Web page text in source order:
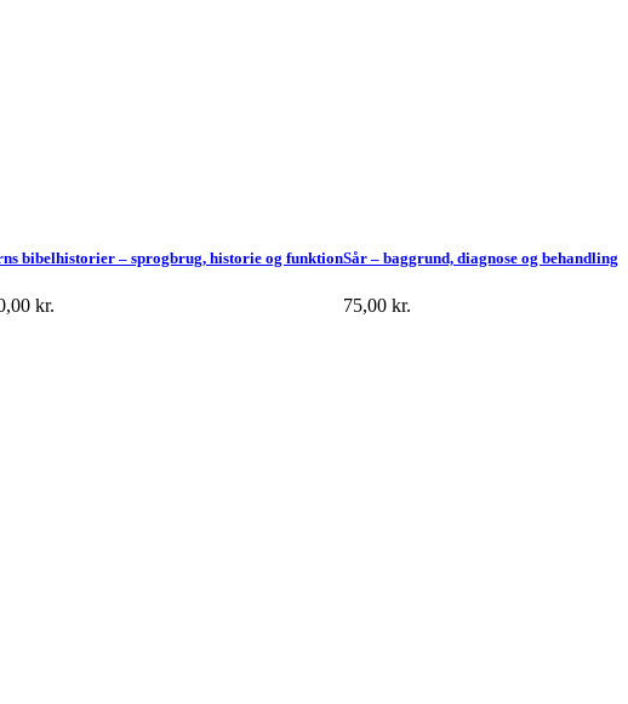
Sår – baggrund, diagnose og behandling
75,00 kr.
bibelhistorier – sprogbrug, historie og funktion
kr.